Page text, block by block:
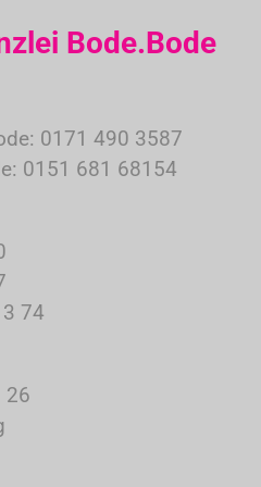
Bode.Bode
0171 490 3587
0151 681 68154
74
26